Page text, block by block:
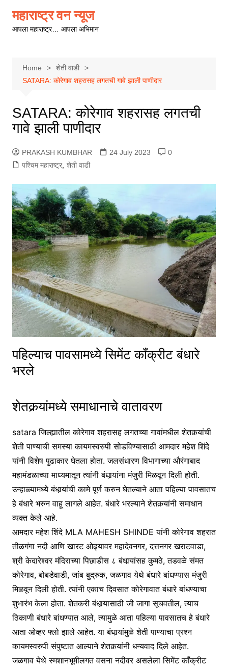
content
महाराष्ट्र वन न्यूज
आपला महाराष्ट्र… आपला अभिमान
Home
शेती वाडी
SATARA: कोरेगाव शहरासह लगतची गावे झाली पाणीदार
SATARA: कोरेगाव शहरासह लगतची
गावे झाली पाणीदार
PRAKASH KUMBHAR 24 July 2023
0
पश्चिम महाराष्ट्र, शेती वाडी
पहिल्याच पावसामध्ये सिमेंट कॉंक्रीट बंधारे
भरले
शेतकर्‍यांमध्ये समाधानाचे वातावरण
satara जिल्ह्यातील कोरेगाव शहरासह लगतच्या गावांमधील शेतकर्‍यांची
शेती पाण्याची समस्या कायमस्वरुपी सोडविण्यासाठी आमदार महेश शिंदे
यांनी विशेष पुढाकार घेतला होता. जलसंधारण विभागाच्या औरंगाबाद
महामंडळाच्या माध्यमातून त्यांनी बंधार्‍यांना मंजुरी मिळवून दिली होती.
उन्हाळ्यामध्ये बंधार्‍यांची कामे पूर्ण करुन घेतल्याने आता पहिल्या पावसातच
हे बंधारे भरुन वाहू लागले आहेत. बंधारे भरल्याने शेतकर्‍यांनी समाधान
व्यक्त केले आहे.
आमदार महेश शिंदे MLA MAHESH SHINDE यांनी कोरेगाव शहरात
तीळगंगा नदी आणि खारट ओढ्यावर महादेवनगर, दत्तनगर खराटवाडा,
श्री केदारेश्वर मंदिराच्या पिछाडीस ८ बंधार्‍यांसह कुमठे, तडवळे संमत
कोरेगाव, बोबडेवाडी, जांब बुद्रुक, जळगाव येथे बंधारे बांधण्यास मंजुरी
मिळवून दिली होती. त्यांनी एकाच दिवसात कोरेगावात बंधारे बांधण्याचा
शुभारंभ केला होता. शेतकरी बंधार्‍यासाठी जी जागा सूचवतील, त्याच
ठिकाणी बंधारे बांधण्यात आले, त्यामुळे आता पहिल्या पावसातच हे बंधारे
आता ओव्हर फ्लो झाले आहेत. या बंधार्‍यांमुळे शेती पाण्याचा प्रश्‍न
कायमस्वरुपी संपुष्टात आल्याने शेतकर्‍यांनी धन्यवाद दिले आहेत.
जळगाव येथे स्मशानभूमीलगत वसना नदीवर असलेला सिमेंट कॉंक्रीट